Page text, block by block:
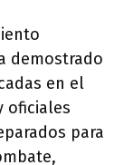
demostrado
en el
oficiales
para